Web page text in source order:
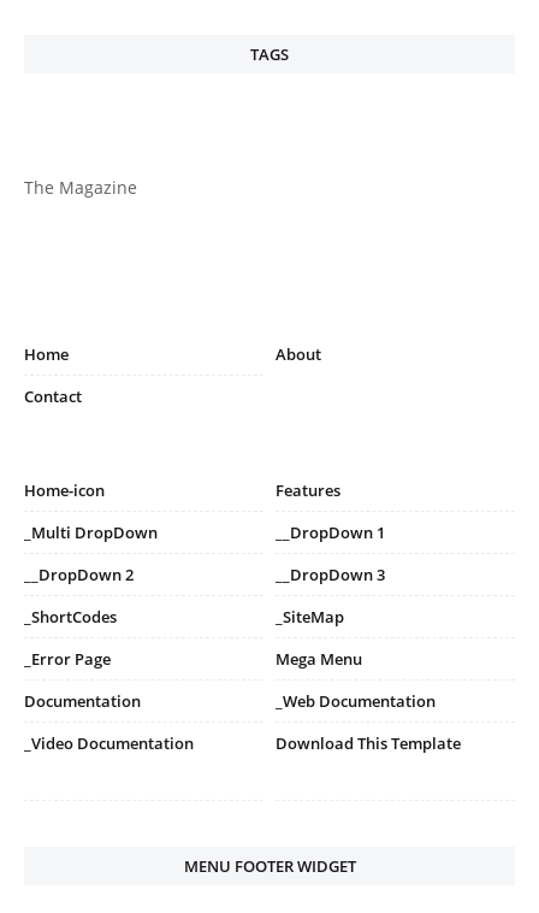
TAGS
The Magazine
Home
About
Contact
Home-icon
Features
_Multi DropDown
__DropDown 1
__DropDown 2
__DropDown 3
_ShortCodes
_SiteMap
_Error Page
Mega Menu
Documentation
_Web Documentation
_Video Documentation
Download This Template
MENU FOOTER WIDGET